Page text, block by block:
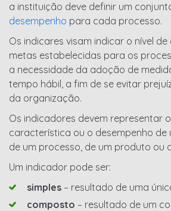
a instituição deve definir um
desempenho para cada processo.
Os indicares visam indicar o nível
metas estabelecidas para os
a necessidade da adoção de
tempo hábil, a fim de se evitar
da organização.
Os indicadores devem representar
característica ou o desempenho de
de um processo, de um produto ou
Um indicador pode ser:
simples – resultado de uma
composto – resultado de um